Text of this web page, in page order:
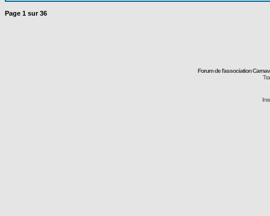
Page 1 sur36
Forum de l'association